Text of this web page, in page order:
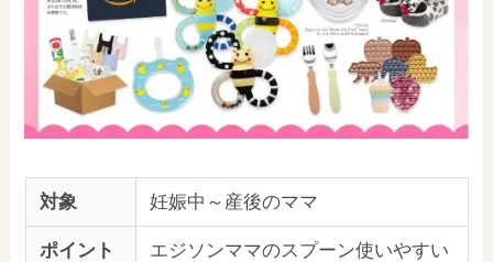
対象 妊娠中～産後のママ
ポイント
エジソンママのスプーン使いやすい